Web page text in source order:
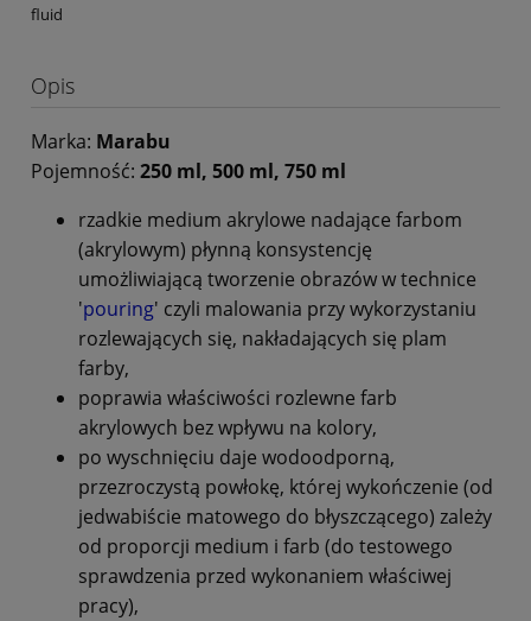
fluid
Opis
Marka: Marabu
Pojemność: 250 ml, 500 ml, 750 ml
rzadkie medium akrylowe nadające farbom
(akrylowym) płynną konsystencję
umożliwiającą tworzenie obrazów w technice
'pouring' czyli malowania przy wykorzystaniu
rozlewających się, nakładających się plam
farby,
poprawia właściwości rozlewne farb
akrylowych bez wpływu na kolory,
po wyschnięciu daje wodoodporną,
przezroczystą powłokę, której wykończenie (od
jedwabiście matowego do błyszczącego) zależy
od proporcji medium i farb (do testowego
sprawdzenia przed wykonaniem właściwej
pracy),